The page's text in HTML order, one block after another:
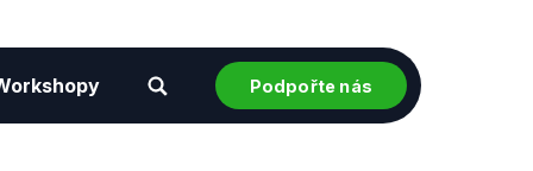
Podpořte nás